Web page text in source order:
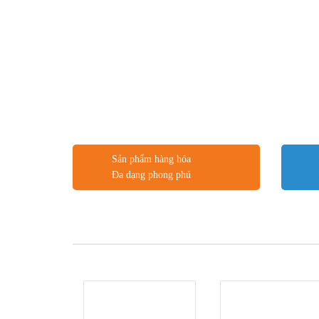
Sản phẩm hàng hóa
Đa dạng phong phú